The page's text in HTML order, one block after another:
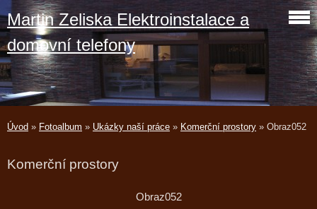
Martin Zeliska Elektroinstalace a
domovní telefony
Úvod » Fotoalbum » Ukázky naší práce » Komerční prostory » Obraz052
Komerční prostory
Obraz052